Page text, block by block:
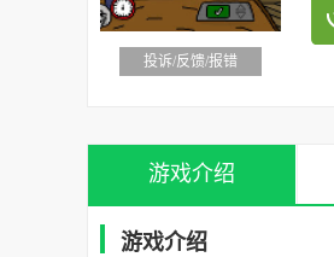
投诉/反馈/报错
游戏介绍
游戏介绍